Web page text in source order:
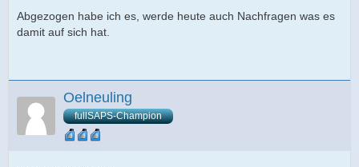
Abgezogen habe ich es, werde heute auch Nachfragen was es
damit auf sich hat.
Oelneuling
fullSAPS-Champion